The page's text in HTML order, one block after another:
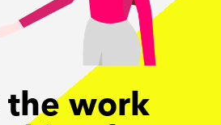
the work